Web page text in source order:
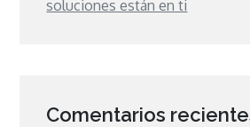
soluciones están en ti
Comentarios